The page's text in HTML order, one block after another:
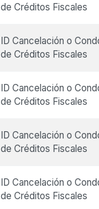
de Créditos Fiscales
ID Cancelación o
de Créditos Fiscales
ID Cancelación o
de Créditos Fiscales
ID Cancelación o
de Créditos Fiscales
ID Cancelación o
de Créditos Fiscales